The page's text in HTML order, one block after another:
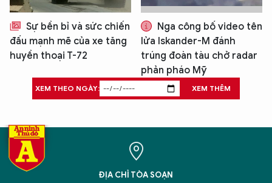
Sự bền bỉ và sức chiến
đấu mạnh mẽ của xe tăng
huyền thoại T-72
Nga công bố video tên
lửa Iskander-M đánh
trúng đoàn tàu chở radar
phản pháo Mỹ
XEM THEO NGÀY: XEM THÊM
ĐỊA CHỈ TÒA SOẠN